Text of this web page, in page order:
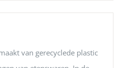
van gerecyclede plastic